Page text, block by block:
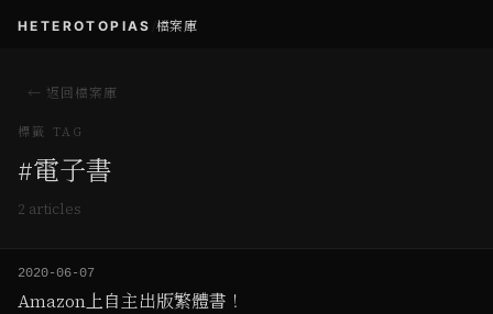
HETEROTOPIAS 檔案庫
← 返回檔案庫
標籤 TAG
#電子書
2 articles
2020-06-07
Amazon上自主出版繁體書！